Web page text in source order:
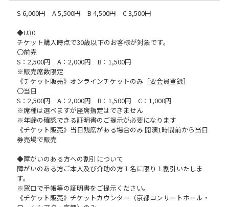
S 6,000円 A 5,500円 B 4,500円 C 3,500円
◆U30
チケット購入時点で30歳以下のお客様が対象です。
〇前売
S：2,500円 A：2,000円 B：1,500円
※販売席数限定
《チケット販売》オンラインチケットのみ［要会員登録］
〇当日
S：2,500円 A：2,000円 B：1,500円 C：1,000円
※席種は選べますが座席指定はできません
※年齢の確認できる証明書のご提示が必要になります
《チケット販売》当日残席がある場合のみ 開演1時間前から当日
券売場で販売
◆障がいのある方への割引について
障がいのある方ご本人及び介助の方１名に限り１割引いたしま
す。
※窓口で手帳等の証明書をご提示ください。
《チケット販売》チケットカウンター（京都コンサートホール・